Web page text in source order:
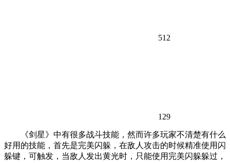
512
129
《剑星》中有很多战斗技能，然而许多玩家不清楚有什么
好用的技能，首先是完美闪躲，在敌人攻击的时候精准使用闪
躲键，可触发，当敌人发出黄光时，只能使用完美闪躲躲过，